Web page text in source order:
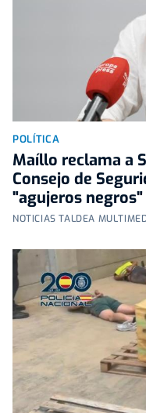
POLÍTICA
Maíllo reclama a
Consejo de
"agujeros
NOTICIAS TALDEA